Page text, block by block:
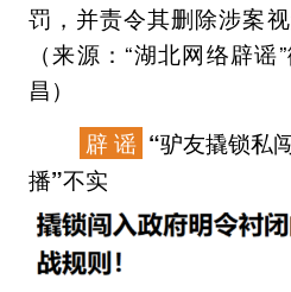
罚，并责令其删除涉案
（来源：“湖北网络辟
昌）
辟 谣 “驴友撬锁私
播”不实